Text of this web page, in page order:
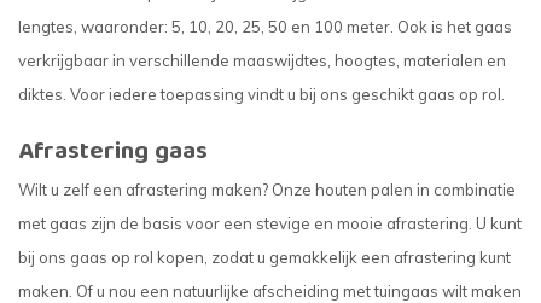
lengtes, waaronder: 5, 10, 20, 25, 50 en 100 meter. Ook is het gaas
verkrijgbaar in verschillende maaswijdtes, hoogtes, materialen en
diktes. Voor iedere toepassing vindt u bij ons geschikt gaas op rol.
Afrastering gaas
Wilt u zelf een afrastering maken? Onze houten palen in combinatie
met gaas zijn de basis voor een stevige en mooie afrastering. U kunt
bij ons gaas op rol kopen, zodat u gemakkelijk een afrastering kunt
maken. Of u nou een natuurlijke afscheiding met tuingaas wilt maken